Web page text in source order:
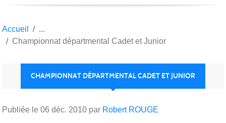
-
Accueil
Championnat départmental Cadet et Junior
CHAMPIONNAT DÉPARTMENTAL CADET ET JUNIOR
Publiée le 06 déc. 2010 par Robert ROUGE